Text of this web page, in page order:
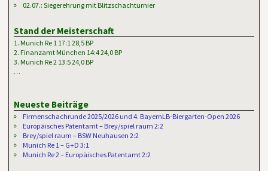
02.07.: Siegerehrung mit Blitzschachturnier
Stand der Meisterschaft
1. Munich Re 1 17:1 28,5 BP
2. Finanzamt München 14:4 24,0 BP
3. Munich Re 2 13:5 24,0 BP
…
Neueste Beiträge
Firmenschachrunde 2025/2026 und 4. BayernLB-Biergarten-Open 2026
Europäisches Patentamt – Brey/spiel raum 2:2
Brey/spiel raum – BSW Neuhausen 2:2
Munich Re 1 – G+D 3:1
Munich Re 2 – Europäisches Patentamt 2:2